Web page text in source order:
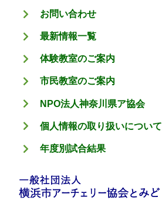
お問い合わせ
最新情報一覧
体験教室のご案内
市民教室のご案内
NPO法人神奈川県ア協会
個人情報の取り扱いについて
年度別試合結果